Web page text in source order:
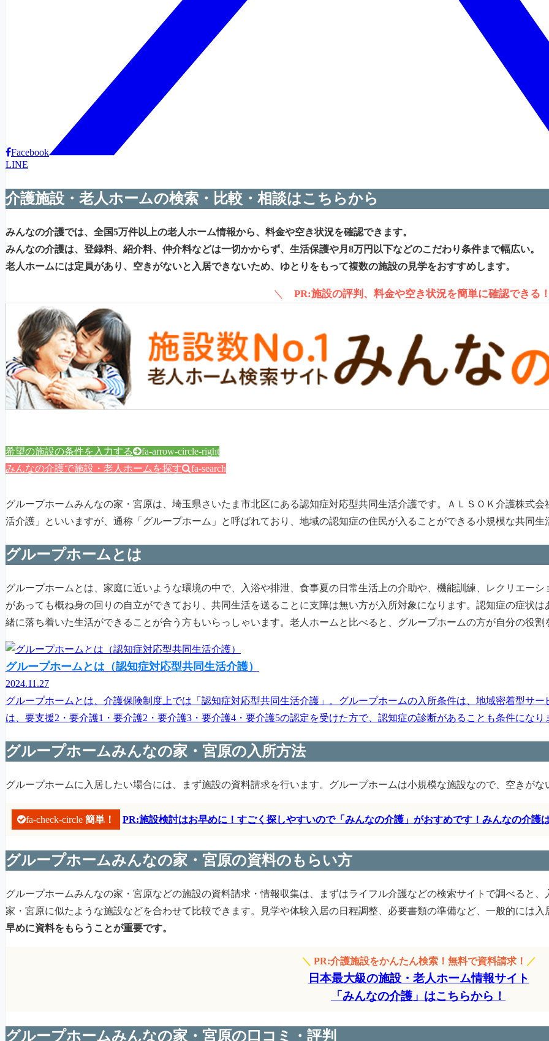
Facebook
LINE
介護施設・老人ホームの検索・比較・相談はこちらから
みんなの介護では、全国5万件以上の老人ホーム情報から、料金や空き状況を確認できます。
みんなの介護は、登録料、紹介料、仲介料などは一切かからず、生活保護や月8万円以下などのこだわり条件まで幅広い。
老人ホームには定員があり、空きがないと入居できないため、ゆとりをもって複数の施設の見学をおすすめします。
＼ PR:施設の評判、料金や空き状況を簡単に確認できる
希望の施設の条件を入力する fa-arrow-circle-right
みんなの介護で施設・老人ホームを探す fa-search
グループホームみんなの家・宮原は、埼玉県さいたま市北区にある認知症対応型共同生活介護です。ＡＬＳＯＫ介護株式
活介護」といいますが、通称「グループホーム」と呼ばれており、地域の認知症の住民が入ることができる小規模な共同生
グループホームとは
グループホームとは、家庭に近いような環境の中で、入浴や排泄、食事夏の日常生活上の介助や、機能訓練、レクリエー
があっても概ね身の回りの自立ができており、共同生活を送ることに支障は無い方が入所対象になります。認知症の症状
緒に落ち着いた生活ができることが合う方もいらっしゃいます。老人ホームと比べると、グループホームの方が自分の役
グループホームとは（認知症対応型共同生活介護）
2024.11.27
グループホームとは、介護保険制度上では「認知症対応型共同生活介護」。グループホームの入所条件は、地域密着型サ
は、要支援2・要介護1・要介護2・要介護3・要介護4・要介護5の認定を受けた方で、認知症の診断があることも条件になり
グループホームみんなの家・宮原の入所方法
グループホームに入居したい場合には、まず施設の資料請求を行います。グループホームは小規模な施設なので、空きがな
fa-check-circle 簡単！ PR:施設検討はお早めに！すごく探しやすいので「みんなの介護」がおすめです！みんなの介護
グループホームみんなの家・宮原の資料のもらい方
グループホームみんなの家・宮原などの施設の資料請求・情報収集は、まずはライフル介護などの検索サイトで調べると
家・宮原に似たような施設などを合わせて比較できます。見学や体験入居の日程調整、必要書類の準備など、一般的には
早めに資料をもらうことが重要です。
＼ PR:介護施設をかんたん検索！無料で資料請求！ ／
日本最大級の施設・老人ホーム情報サイト
「みんなの介護」はこちらから！
グループホームみんなの家・宮原の口コミ・評判